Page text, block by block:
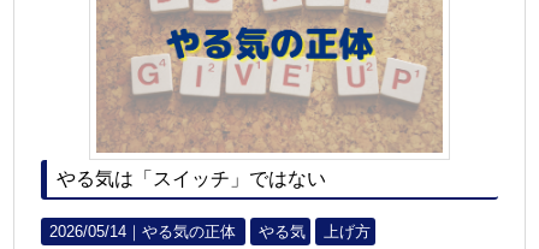
やる気は「スイッチ」ではない
2026/05/14｜やる気の正体 やる気 上げ方